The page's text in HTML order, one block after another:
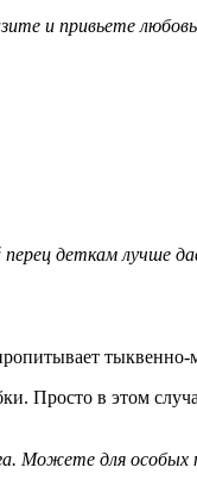
и привьете любовь
перец деткам лучше
Просто в этом
Можете для особых